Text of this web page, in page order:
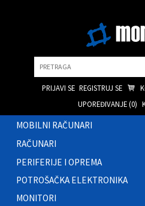
PRIJAVI SE REGISTRUJ SE
UPOREĐIVANJE (0)
MOBILNI RAČUNARI
RAČUNARI
PERIFERIJE I OPREMA
POTROŠAČKA ELEKTRONIKA
MONITORI